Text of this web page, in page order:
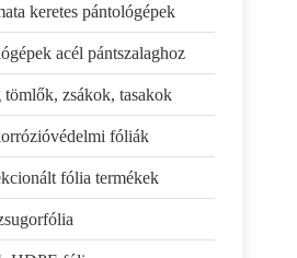
keretes pántológépek
acél pántszalaghoz
tömlők, zsákok, tasakok
fóliák
fólia termékek